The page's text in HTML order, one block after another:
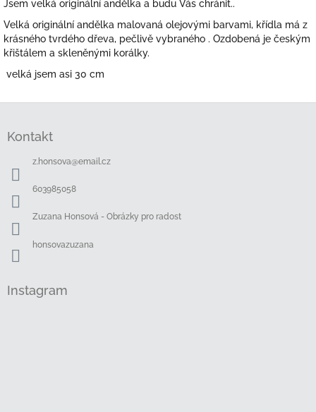
Jsem velká originální andělka a budu Vás chránit..
Velká originální andělka malovaná olejovými barvami, křídla má z
krásného tvrdého dřeva, pečlivě vybraného . Ozdobená je českým
křištálem a skleněnými korálky.
velká jsem asi 30 cm
Kontakt
z.honsova@email.cz
603985058
Zuzana Honsová - Obrázky pro radost
honsovazuzana
Instagram